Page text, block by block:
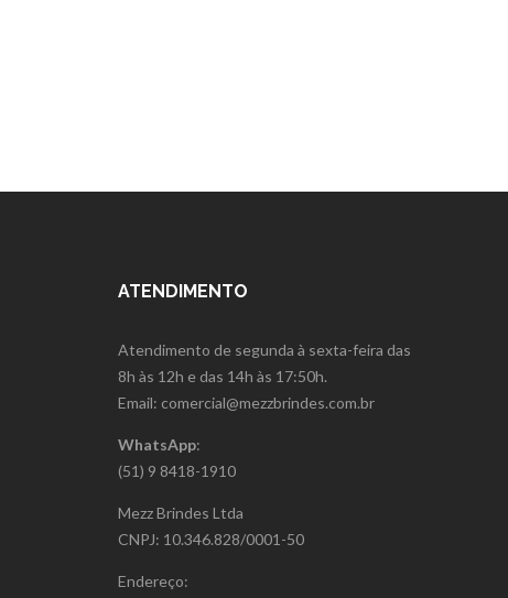
ATENDIMENTO
Atendimento de segunda à sexta-feira das
8h às 12h e das 14h às 17:50h.
Email: comercial@mezzbrindes.com.br
WhatsApp:
(51) 9 8418-1910
Mezz Brindes Ltda
CNPJ: 10.346.828/0001-50
Endereço: